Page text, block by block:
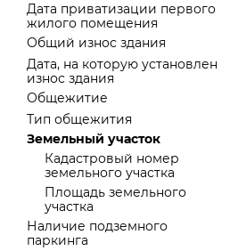
Дата приватизации первого
жилого помещения
Общий износ здания
Дата, на которую установлен
износ здания
Общежитие
Тип общежития
Земельный участок
Кадастровый номер
земельного участка
Площадь земельного
участка
Наличие подземного
паркинга